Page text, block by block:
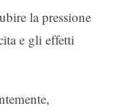
la pressione
e gli effetti